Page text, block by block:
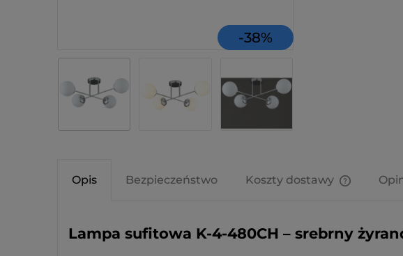
-38%
Opis Bezpieczeństwo Koszty dostawy
Lampa sufitowa K-4-480CH – srebrny